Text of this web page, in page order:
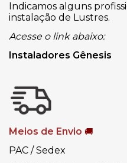
Indicamos alguns
instalação de Lustres.
Acesse o link abaixo:
Instaladores Gênesis
Meios de Envio 🚚
PAC / Sedex